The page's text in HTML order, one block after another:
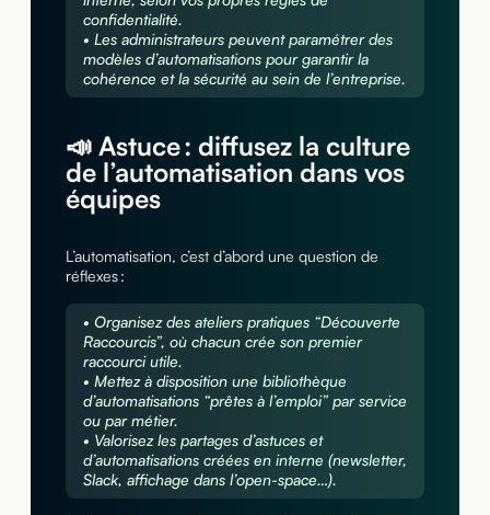
confidentialité.
• Les administrateurs peuvent paramétrer des
modèles d’automatisations pour garantir la
cohérence et la sécurité au sein de l’entreprise.
📣 Astuce : diffusez la culture
de l’automatisation dans vos
équipes
L’automatisation, c’est d’abord une question de
réflexes :
• Organisez des ateliers pratiques “Découverte
Raccourcis”, où chacun crée son premier
raccourci utile.
• Mettez à disposition une bibliothèque
d’automatisations “prêtes à l’emploi” par service
ou par métier.
• Valorisez les partages d’astuces et
d’automatisations créées en interne (newsletter,
Slack, affichage dans l’open-space…).